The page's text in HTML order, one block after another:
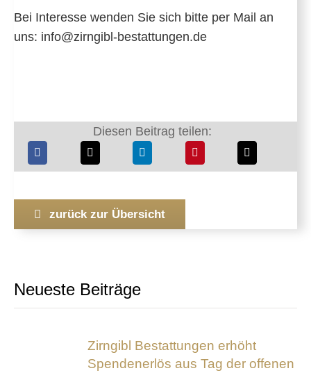
Bei Interesse wenden Sie sich bitte per Mail an
uns: info@zirngibl-bestattungen.de
Diesen Beitrag teilen:
zurück zur Übersicht
Neueste Beiträge
Zirngibl Bestattungen erhöht
Spendenerlös aus Tag der offenen